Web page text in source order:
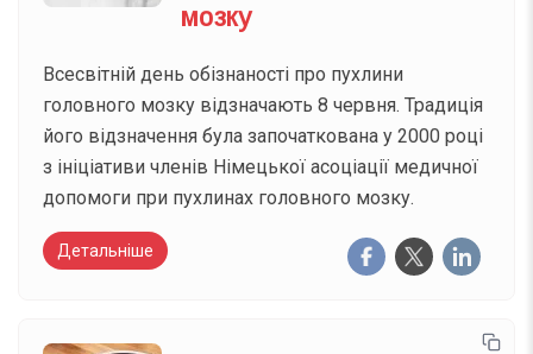
мозку
Всесвітній день обізнаності про пухлини
головного мозку відзначають 8 червня. Традиція
його відзначення була започаткована у 2000 році
з ініціативи членів Німецької асоціації медичної
допомоги при пухлинах головного мозку.
Детальніше